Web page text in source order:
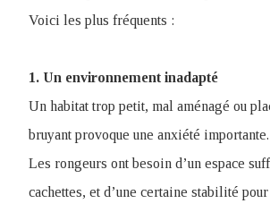
Voici les plus fréquents :
1. Un environnement inadapté
Un habitat trop petit, mal aménagé ou
bruyant provoque une anxiété importante.
Les rongeurs ont besoin d’un espace
cachettes, et d’une certaine stabilité